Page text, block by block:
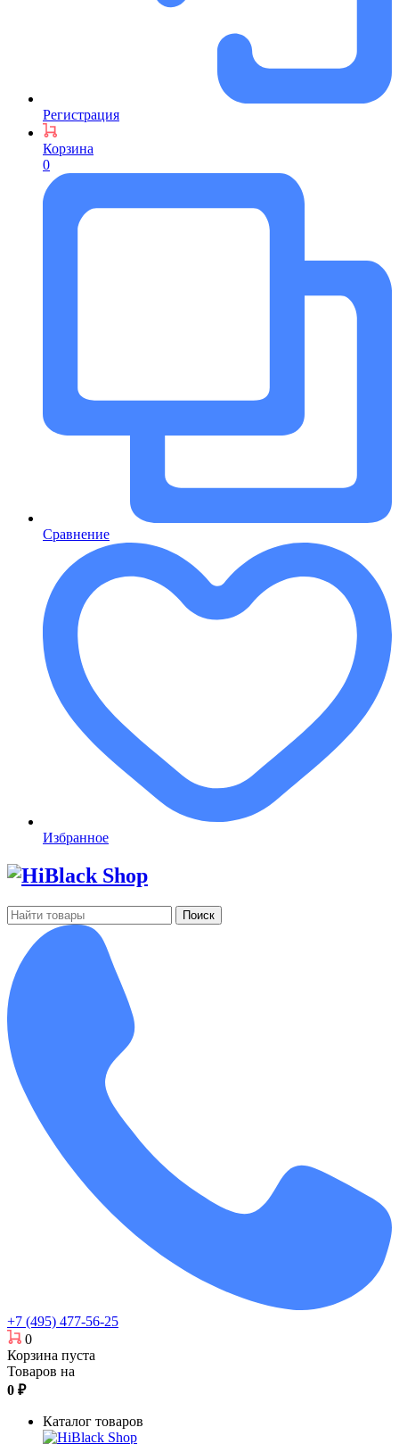
Регистрация
Корзина
0
Сравнение
Избранное
Поиск
+7 (495) 477-56-25
0
Корзина пуста
Товаров на
0 ₽
Каталог товаров